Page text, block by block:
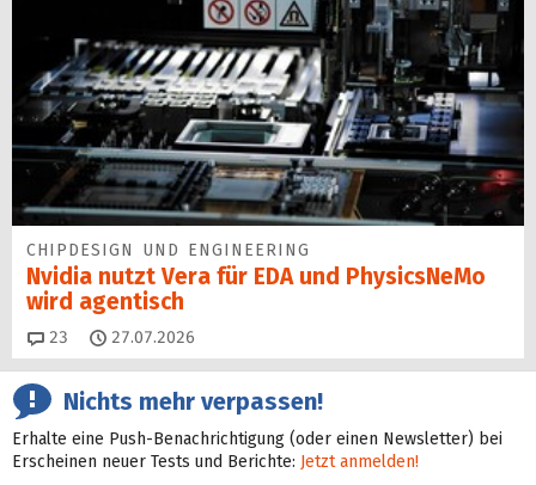
CHIPDESIGN UND ENGINEERING
Nvidia nutzt Vera für EDA und PhysicsNeMo
wird agentisch
23 Kommentare
27.07.2026
Nichts mehr verpassen!
Erhalte eine Push-Benachrichtigung (oder einen Newsletter) bei
Erscheinen neuer Tests und Berichte: Jetzt anmelden!